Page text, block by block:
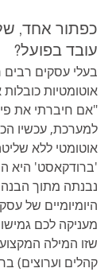
כפתור אחד,
עובד בפועל?
בעלי עסקים
אוטומטיות
"אם חיברתי את
למערכת, עכשיו
אוטומטי ללא
'ברודקאסט' היא
נבנתה מתוך
היומיומיים של
מעניקה לכם
שזו המילה
קהלים וערוצים)